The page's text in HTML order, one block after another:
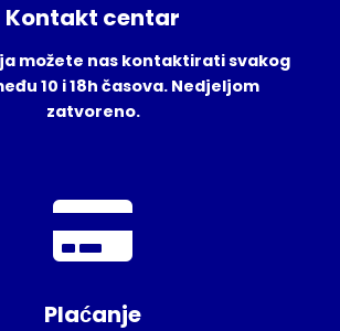
Kontakt centar
možete nas kontaktirati svakog
10 i 18h časova. Nedjeljom
zatvoreno.
Plaćanje